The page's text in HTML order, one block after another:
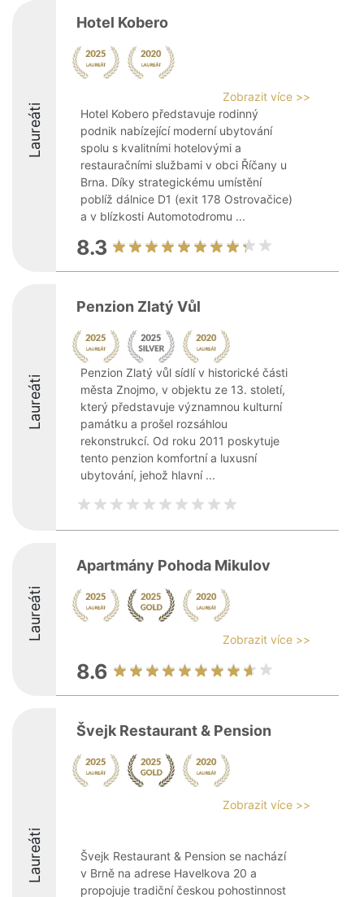
Laureáti
Hotel Kobero
Zobrazit více >>
Hotel Kobero představuje rodinný
podnik nabízející moderní ubytování
spolu s kvalitními hotelovými a
restauračními službami v obci Říčany u
Brna. Díky strategickému umístění
poblíž dálnice D1 (exit 178 Ostrovačice)
a v blízkosti Automotodromu ...
8.3
Laureáti
Penzion Zlatý Vůl
Penzion Zlatý vůl sídlí v historické části
města Znojmo, v objektu ze 13. století,
který představuje významnou kulturní
památku a prošel rozsáhlou
rekonstrukcí. Od roku 2011 poskytuje
tento penzion komfortní a luxusní
ubytování, jehož hlavní ...
Laureáti
Apartmány Pohoda Mikulov
Zobrazit více >>
8.6
Laureáti
Švejk Restaurant & Pension
Zobrazit více >>
Švejk Restaurant & Pension se nachází
v Brně na adrese Havelkova 20 a
propojuje tradiční českou pohostinnost